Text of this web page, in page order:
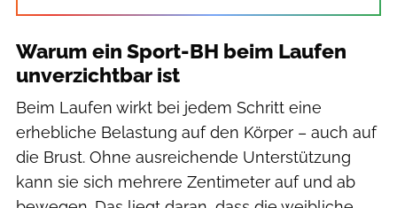
Warum ein Sport-BH beim Laufen
unverzichtbar ist
Beim Laufen wirkt bei jedem Schritt eine
erhebliche Belastung auf den Körper – auch auf
die Brust. Ohne ausreichende Unterstützung
kann sie sich mehrere Zentimeter auf und ab